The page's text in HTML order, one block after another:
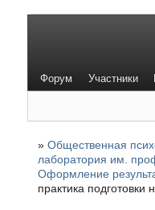
Форум Участники
»Общественная
лаборатория им.
Оформление
практика подготовки